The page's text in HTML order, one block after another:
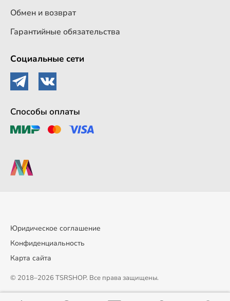
Обмен и возврат
Гарантийные обязательства
Социальные сети
Способы оплаты
Юридическое соглашение
Конфиденциальность
Карта сайта
© 2018–2026 TSRSHOP. Все права защищены.